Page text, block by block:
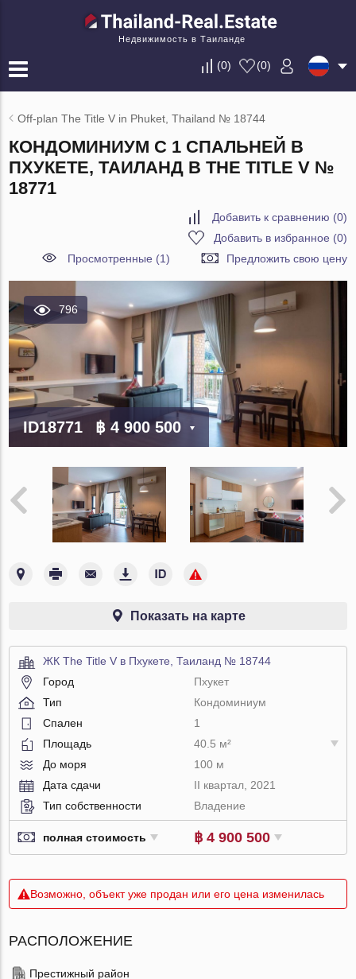
Недвижимость в Таиланде
(0) (0)
Off-plan The Title V in Phuket, Thailand № 18744
КОНДОМИНИУМ С 1 СПАЛЬНЕЙ В
ПХУКЕТЕ, ТАИЛАНД В THE TITLE V №
18771
Добавить к сравнению (0)
Добавить в избранное (0)
Просмотренные (1)
Предложить свою цену
796
ID18771 ฿ 4 900 500
Показать на карте
ЖК The Title V в Пхукете, Таиланд № 18744
Город
Пхукет
Тип
Кондоминиум
Спален
1
Площадь
40.5 м²
До моря
100 м
Дата сдачи
II квартал, 2021
Тип собственности
Владение
полная стоимость ฿ 4 900 500
Возможно, объект уже продан или его цена изменилась
РАСПОЛОЖЕНИЕ
Престижный район